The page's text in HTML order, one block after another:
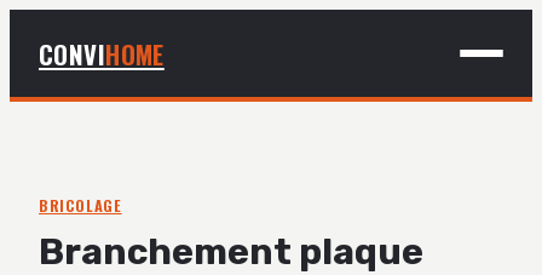
CONVIHOME
BRICOLAGE
DÉCO
BRICOLAGE
Branchement plaque